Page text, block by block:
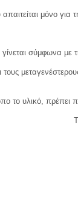
μόνο
γίνεται σύμφωνα
το υλικό, πρέπει